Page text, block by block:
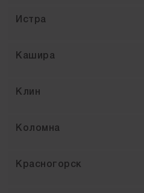
Истра
Кашира
Клин
Коломна
Красногорск